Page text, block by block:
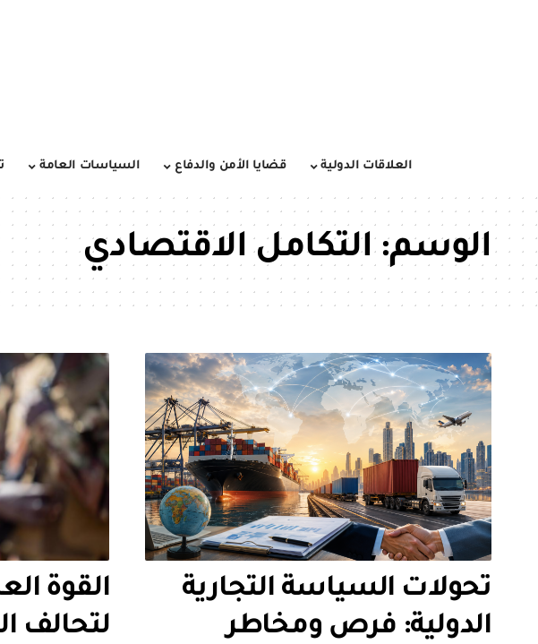
العلاقات الدولية قضايا الأمن والدفاع السياسات العامة
الوسم:التكامل الاقتصادي
تحولات السياسة التجارية
الدولية: فرص ومخاطر
القوة
لتحالف